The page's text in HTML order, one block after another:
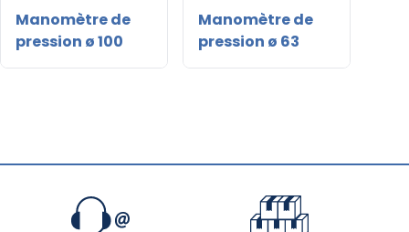
Manomètre de
pression ø 100
Manomètre de
pression ø 63